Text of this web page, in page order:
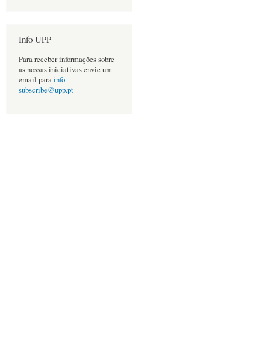
Info UPP
Para receber informações sobre
as nossas iniciativas envie um
email parainfo-
subscribe@upp.pt